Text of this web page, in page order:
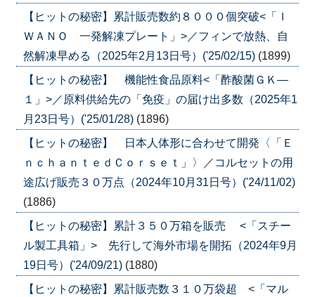
【ヒットの秘密】累計販売数約８０００個突破<「Ｉ
ＷＡＮＯ 一発解凍プレート」>／フィンで放熱、自
然解凍早める（2025年2月13日号）('25/02/15) (1899)
【ヒットの秘密】 機能性食品原料<「酢酸菌ＧＫ―
１」>／原料供給先の「免疫」の届け出多数（2025年1
月23日号）('25/01/28) (1896)
【ヒットの秘密】 日本人体形に合わせて開発〈「Ｅ
ｎｃｈａｎｔｅｄＣｏｒｓｅｔ」〉／コルセットの用
途広げ販売３０万点（2024年10月31日号）('24/11/02)
(1886)
【ヒットの秘密】累計３５０万箱を販売 <「スチー
ル製工具箱」> 先行して海外市場を開拓（2024年9月
19日号）('24/09/21) (1880)
【ヒットの秘密】累計販売数３１０万袋超 <「マル